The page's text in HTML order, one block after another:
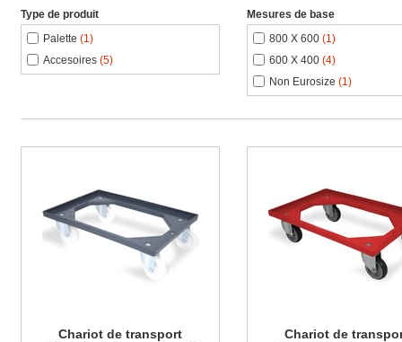
Type de produit
Palette (1)
Accesoires (5)
Mesures de base
800 X 600 (1)
600 X 400 (4)
Non Eurosize (1)
Chariot de transport
Chariot de